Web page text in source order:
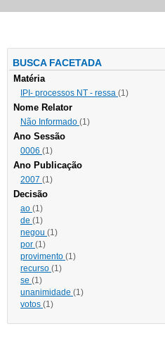
BUSCA FACETADA
Matéria
IPI- processos NT - ressa (1)
Nome Relator
Não Informado (1)
Ano Sessão
0006 (1)
Ano Publicação
2007 (1)
Decisão
ao (1)
de (1)
negou (1)
por (1)
provimento (1)
recurso (1)
se (1)
unanimidade (1)
votos (1)